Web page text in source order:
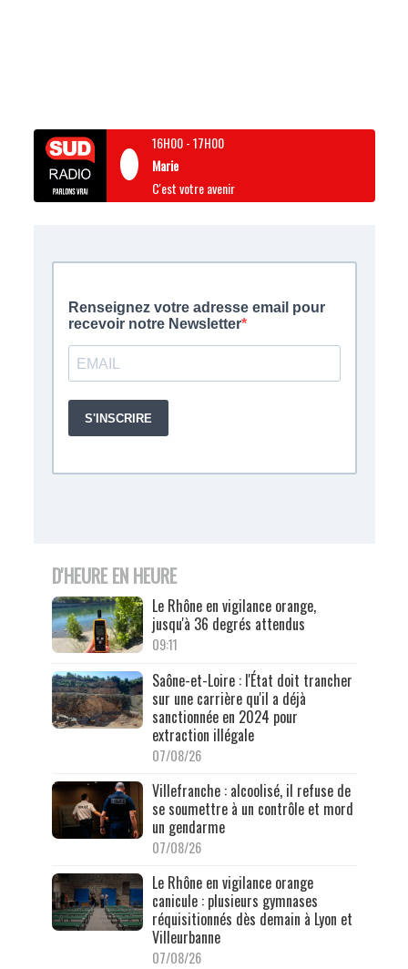
16H00-17H00
Marie
C'est votre avenir
D'HEURE EN HEURE
Le Rhône en vigilance orange,
jusqu'à 36 degrés attendus
09:11
Saône-et-Loire : l'État doit trancher
sur une carrière qu'il a déjà
sanctionnée en 2024 pour
extraction illégale
07/08/26
Villefranche : alcoolisé, il refuse de
se soumettre à un contrôle et mord
un gendarme
07/08/26
Le Rhône en vigilance orange
canicule : plusieurs gymnases
réquisitionnés dès demain à Lyon et
Villeurbanne
07/08/26